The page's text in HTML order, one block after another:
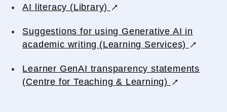
AI literacy (Library)
Suggestions for using Generative AI in
academic writing (Learning Services)
Learner GenAI transparency statements
(Centre for Teaching & Learning)